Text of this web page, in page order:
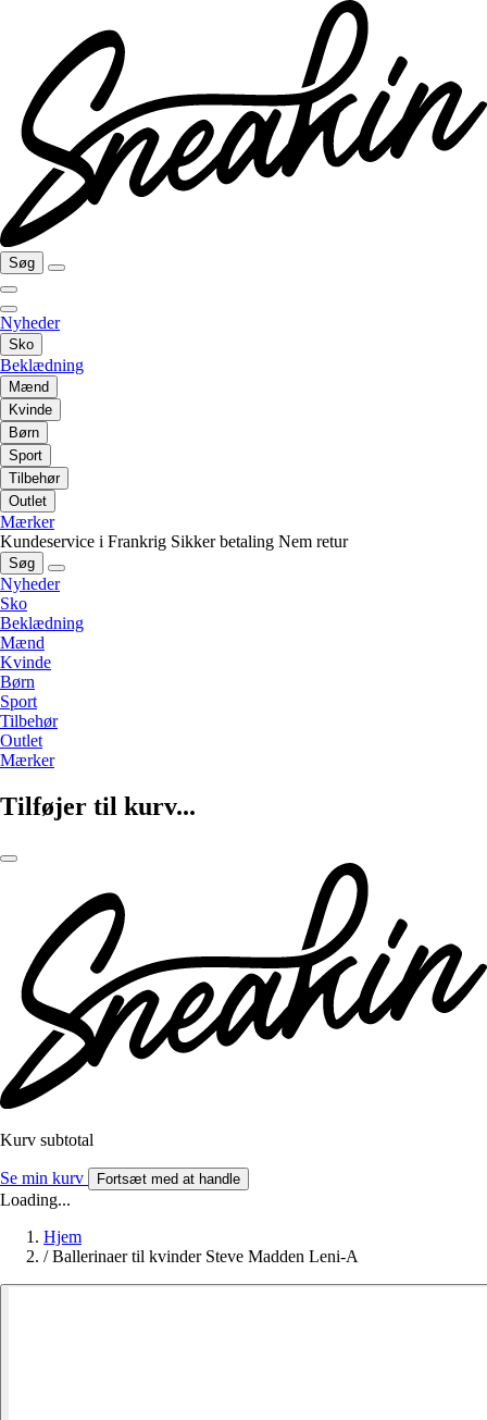
Søg
Nyheder
Sko
Beklædning
Mænd
Kvinde
Børn
Sport
Tilbehør
Outlet
Mærker
Kundeservice i Frankrig Sikker betaling Nem retur
Søg
Nyheder
Sko
Beklædning
Mænd
Kvinde
Børn
Sport
Tilbehør
Outlet
Mærker
Tilføjer til kurv...
Kurv subtotal
Se min kurv Fortsæt med at handle
Loading...
Hjem
/ Ballerinaer til kvinder Steve Madden Leni-A